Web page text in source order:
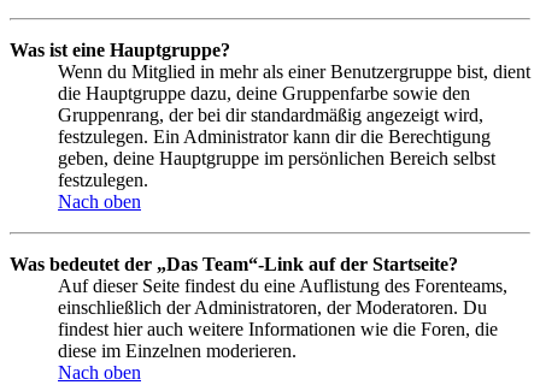
Was ist eine Hauptgruppe?
Wenn du Mitglied in mehr als einer Benutzergruppe bist, dient
die Hauptgruppe dazu, deine Gruppenfarbe sowie den
Gruppenrang, der bei dir standardmäßig angezeigt wird,
festzulegen. Ein Administrator kann dir die Berechtigung
geben, deine Hauptgruppe im persönlichen Bereich selbst
festzulegen.
Nach oben
Was bedeutet der „Das Team“-Link auf der Startseite?
Auf dieser Seite findest du eine Auflistung des Forenteams,
einschließlich der Administratoren, der Moderatoren. Du
findest hier auch weitere Informationen wie die Foren, die
diese im Einzelnen moderieren.
Nach oben